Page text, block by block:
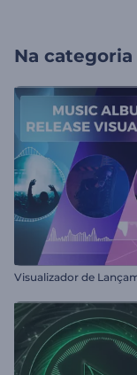
Na categoria